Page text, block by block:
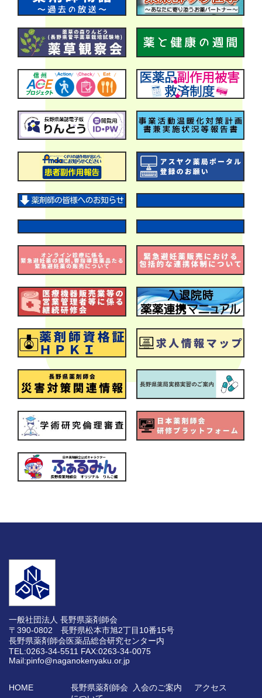
一般社団法人 長野県薬剤師会
〒390-0802 長野県松本市旭2丁目10番15号
長野県薬剤師会医薬品総合研究センター内
TEL:0263-34-5511 FAX:0263-34-0075
Mail:pinfo@naganokenyaku.or.jp
HOME
長野県薬剤師会
入会のご案内 アクセス